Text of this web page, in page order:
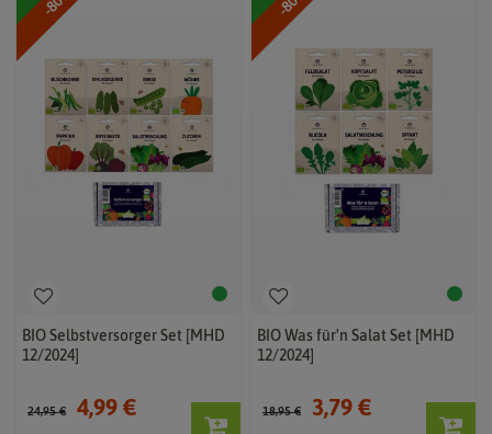
BIO Selbstversorger Set [MHD
12/2024]
24,95 € 4,99 €
BIO Was für'n Salat Set [MHD
12/2024]
18,95 € 3,79 €